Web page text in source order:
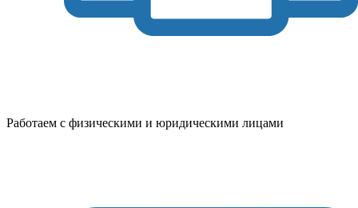
Работаем с физическими и юридическими лицами